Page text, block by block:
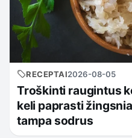
RECEPTAI2026-08-05
Troškinti raugintus
keli paprasti
tampa sodrus